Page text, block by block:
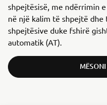
shpejtësisë, me ndërrimin
në një kalim të shpejtë dhe
shpejtësive duke fshirë
automatik (AT).